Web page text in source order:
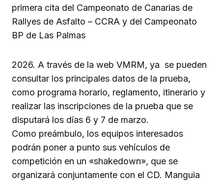
primera cita del Campeonato de Canarias de
Rallyes de Asfalto – CCRA y del Campeonato
BP de Las Palmas
2026. A través de la web VMRM, ya se pueden
consultar los principales datos de la prueba,
como programa horario, reglamento, itinerario y
realizar las inscripciones de la prueba que se
disputará los días 6 y 7 de marzo.
Como preámbulo, los equipos interesados
podrán poner a punto sus vehículos de
competición en un «shakedown», que se
organizará conjuntamente con el CD. Manguia